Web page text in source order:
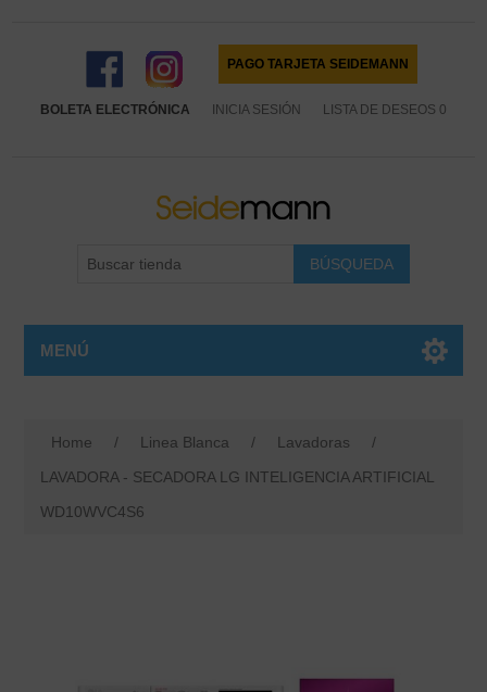
PAGO TARJETA SEIDEMANN
BOLETA ELECTRÓNICA INICIA SESIÓN LISTA DE DESEOS 0
MENÚ
Home / Linea Blanca / Lavadoras
/
LAVADORA - SECADORA LG INTELIGENCIA ARTIFICIAL
WD10WVC4S6